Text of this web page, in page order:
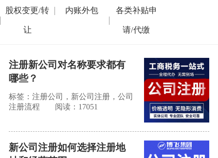
股权变更/转
让
内账外包 各类补贴申
请/代缴
注册新公司对名称要求都有
哪些？
标签：注册公司，新公司注册，公司
注册流程
阅读：17051
新公司注册如何选择注册地